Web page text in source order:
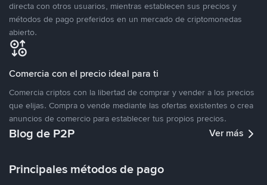
directa con otros usuarios, mientras establecen sus precios y
métodos de pago preferidos en un mercado de criptomonedas
abierto.
Comercia con el precio ideal para ti
Comercia criptos con la libertad de comprar y vender a los precios
que elijas. Compra o vende mediante las ofertas existentes o crea
anuncios de comercio para establecer tus propios precios.
Blog de P2P Ver más
Principales métodos de pago